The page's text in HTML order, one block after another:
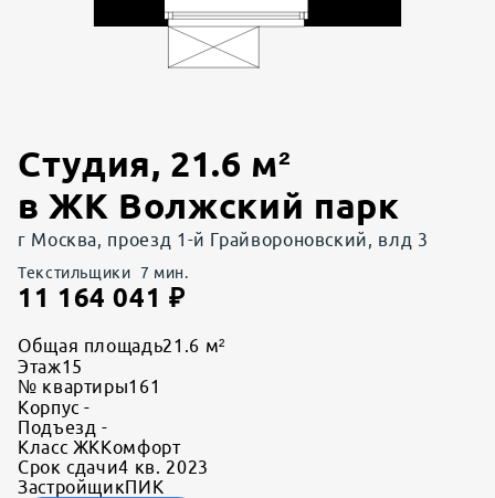
Студия, 21.6 м²
вЖК Волжский парк
г Москва, проезд 1-й Грайвороновский, влд 3
Текстильщики 7 мин.
11 164 041 ₽
Общая площадь21.6 м²
Этаж15
№ квартиры161
Корпус -
Подъезд -
Класс ЖККомфорт
Срок сдачи4 кв. 2023
ЗастройщикПИК